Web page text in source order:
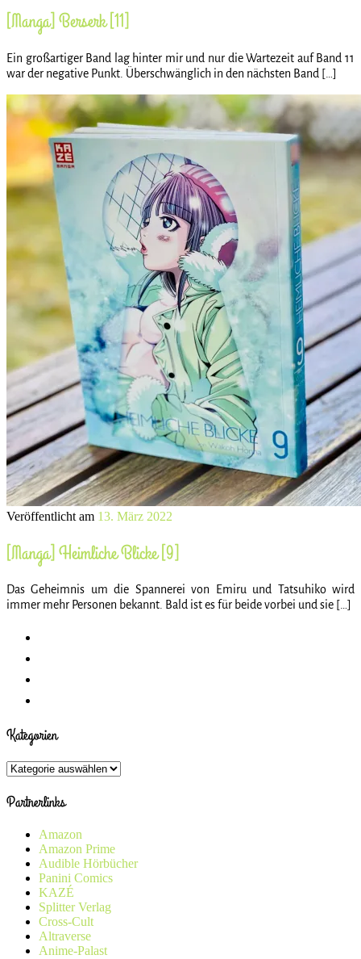
[Manga] Berserk [11]
Ein großartiger Band lag hinter mir und nur die Wartezeit auf Band 11
war der negative Punkt. Überschwänglich in den nächsten Band […]
Veröffentlicht am 13. März 2022
[Manga] Heimliche Blicke [9]
Das Geheimnis um die Spannerei von Emiru und Tatsuhiko wird
immer mehr Personen bekannt. Bald ist es für beide vorbei und sie […]
Kategorien
Kategorien
Partnerlinks
Amazon
Amazon Prime
Audible Hörbücher
Panini Comics
KAZÉ
Splitter Verlag
Cross-Cult
Altraverse
Anime-Palast